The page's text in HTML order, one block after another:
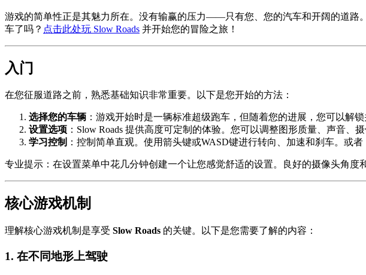
游戏的简单性正是其魅力所在。没有输赢的压力——只有您、您的汽车和开阔的道路
车了吗？ 点击此处玩 Slow Roads 并开始您的冒险之旅！
入门
在您征服道路之前，熟悉基础知识非常重要。以下是您开始的方法：
选择您的车辆 ：游戏开始时是一辆标准超级跑车，但随着您的进展，您可以解锁
设置选项 ：Slow Roads 提供高度可定制的体验。您可以调整图形质量、声音、
学习控制 ：控制简单直观。使用箭头键或WASD键进行转向、加速和刹车。或
专业提示：在设置菜单中花几分钟创建一个让您感觉舒适的设置。良好的摄像头角度
核心游戏机制
理解核心游戏机制是享受 Slow Roads 的关键。以下是您需要了解的内容：
1. 在不同地形上驾驶